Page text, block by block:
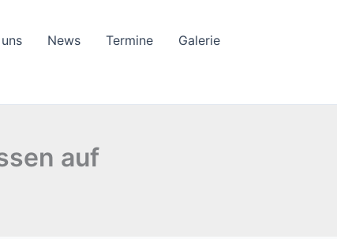
News Termine
Galerie
auf